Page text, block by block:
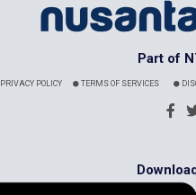
Part of
PRIVACY POLICY TERMS OF SERVICES